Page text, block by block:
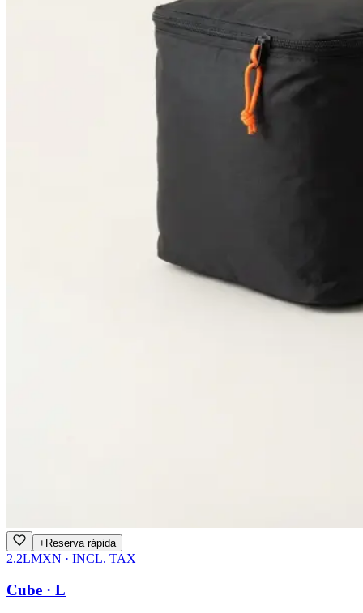
+ Reserva rápida
2.2LMXN · INCL. TAX
Cube · L